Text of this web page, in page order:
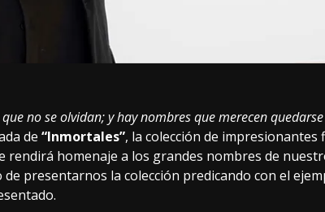
no se olvidan; y hay nombres que merecen
de “Inmortales”, la colección de impresionantes
rendirá homenaje a los grandes nombres de
de presentarnos la colección predicando con el